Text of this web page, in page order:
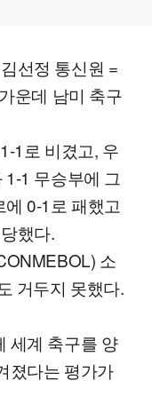
선정 통신원 =
운데 남미 축구
1로 비겼고, 우
1 무승부에 그
0-1로 패했고
했다.
소
거두지 못했다.
세계 축구를 양
졌다는 평가가